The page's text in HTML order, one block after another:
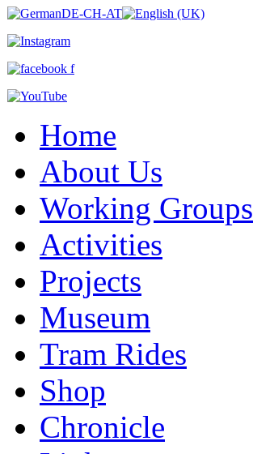
Home
About Us
Working Groups
Activities
Projects
Museum
Tram Rides
Shop
Chronicle